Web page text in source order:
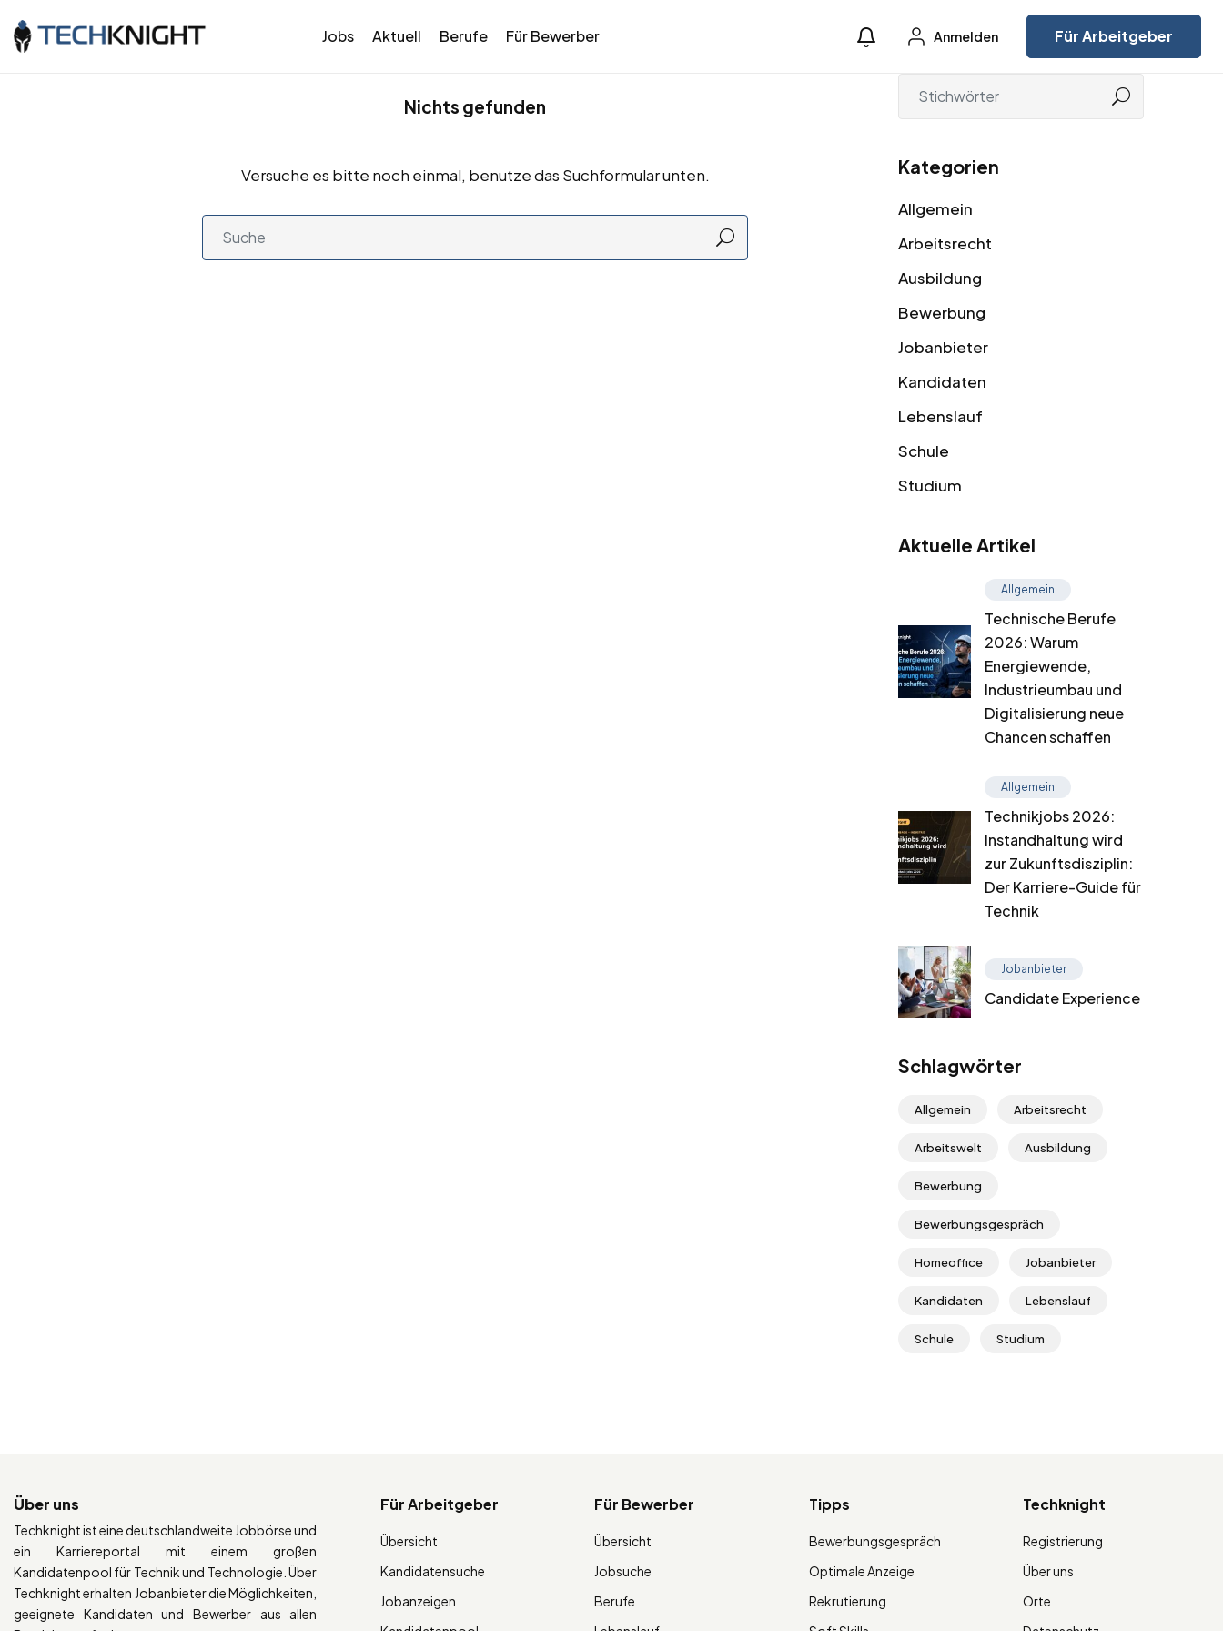
Jobs Aktuell Berufe Für Bewerber Anmelden Für Arbeitgeber
Nichts gefunden
Versuche es bitte noch einmal, benutze das Suchformular unten. Kategorien
Allgemein
Arbeitsrecht
Ausbildung
Bewerbung
Jobanbieter
Kandidaten
Lebenslauf
Schule
Studium
Aktuelle Artikel
Allgemein
Technische Berufe
2026: Warum
Energiewende,
Industrieumbau und
Digitalisierung neue
Chancen schaffen
Allgemein
Technikjobs 2026:
Instandhaltung wird
zur Zukunftsdisziplin:
Der Karriere-Guide für
Technik
Jobanbieter
Candidate Experience
Schlagwörter
Allgemein Arbeitsrecht
Arbeitswelt Ausbildung
Bewerbung
Bewerbungsgespräch
Homeoffice Jobanbieter
Kandidaten Lebenslauf
Schule Studium
Über uns
Techknight ist eine deutschlandweite Jobbörse und
ein Karriereportal mit einem großen
Kandidatenpool für Technik und Technologie. Über
Techknight erhalten Jobanbieter die Möglichkeiten,
geeignete Kandidaten und Bewerber aus allen
Für Arbeitgeber
Übersicht
Kandidatensuche
Jobanzeigen
Für Bewerber
Übersicht
Jobsuche
Berufe
Tipps
Bewerbungsgespräch
Optimale Anzeige
Rekrutierung
Techknight
Registrierung
Über uns
Orte